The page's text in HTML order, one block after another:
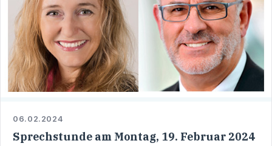
06.02.2024
Sprechstunde am Montag, 19. Februar 2024